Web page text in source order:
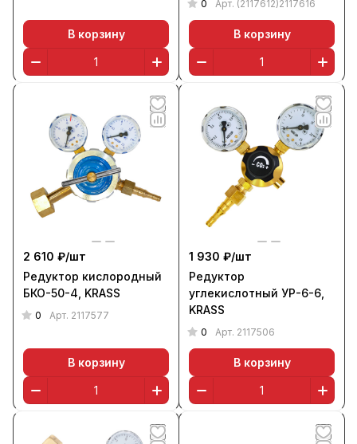
В корзину
0 Арт. (2117612)2117616
В корзину
2 610 ₽/шт
Редуктор кислородный
БКО-50-4, KRASS
0 Арт. 2117577
В корзину
1 930 ₽/шт
Редуктор
углекислотный УР-6-6,
KRASS
0 Арт. 2117506
В корзину